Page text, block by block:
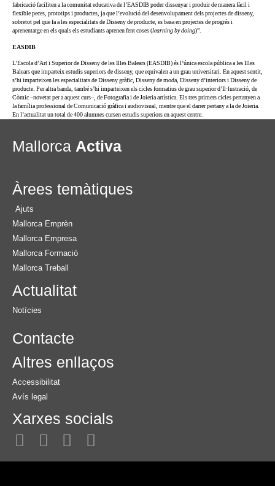
fabricació faciliten a la comunitat educativa de l’EASDIB poder dissenyar i produir de manera fàcil i
flexible peces, prototips i productes, ja que l’evolució del desenvolupament dels projectes de disseny,
sobretot pel que fa a les especialitats de Disseny de producte, es basa en projectes de progrés i
aprenentatge en els quals els estudiants aprenen fent coses (learning by doing)”.
EASDIB
L’Escola d’Art i Superior de Disseny de les Illes Balears (EASDIB) és l’única escola pública a les Illes
Balears que imparteix estudis superiors de disseny, que equivalen a un grau universitari. En aquest sentit,
s’hi imparteixen les especialitats de Disseny gràfic, Disseny de moda, Disseny d’interiors i Disseny de
producte. Per altra banda, també s’hi imparteixen els cicles formatius de grau superior d’Il·lustració, de
Còmic –novetat per a aquest curs–, de Fotografia i de Joieria artística. Els tres primers cicles pertanyen a
la família professional de Comunicació gràfica i audiovisual, mentre que el darrer pertany a la de Joieria.
En l’actualitat un total de 400 alumnes cursen estudis superiors en aquest centre.
Mallorca Activa
Àrees temàtiques
Ajuts
Mallorca Emprèn
Mallorca Empresa
Mallorca Formació
Mallorca Treball
Actualitat
Notícies
Contacte
Altres enllaços
Accessibilitat
Avís legal
Xarxes socials